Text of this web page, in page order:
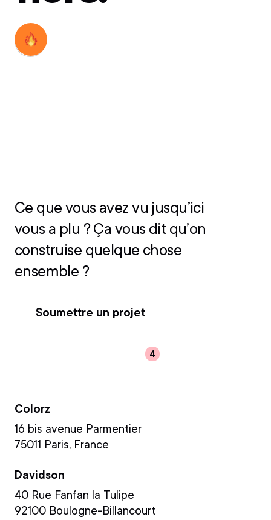
Ce que vous avez vu jusqu’ici
vous a plu ? Ça vous dit qu’on
construise quelque chose
ensemble ?
Soumettre un projet
Colorz
16 bis avenue Parmentier
75011 Paris, France
Davidson
40 Rue Fanfan la Tulipe
92100 Boulogne-Billancourt